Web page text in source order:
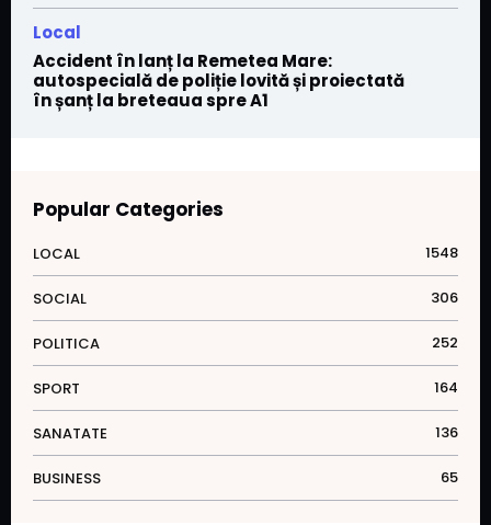
Local
Accident în lanț la Remetea Mare:
autospecială de poliție lovită și proiectată
în șanț la breteaua spre A1
Popular Categories
LOCAL 1548
SOCIAL 306
POLITICA 252
SPORT 164
SANATATE 136
BUSINESS 65